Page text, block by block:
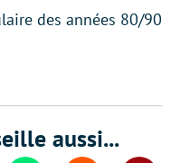
des années 80/90
aussi...